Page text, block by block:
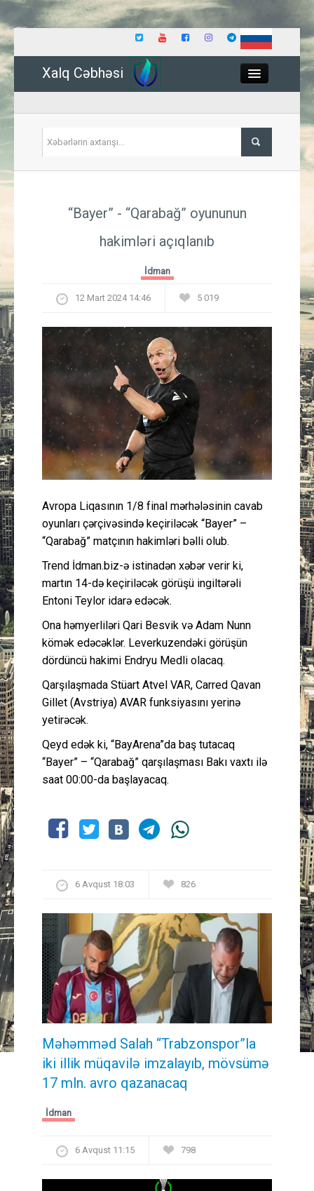
Xalq Cəbhəsi
İqtisadiyyat
Güney Azərbaycan
Mədəniyyət
Müsahibə
İdman
Layihə
Gündəm
Cəmiyyət
Peşə etikası
Əlaqə
“Bayer” - “Qarabağ” oyununun
hakimləri açıqlanıb
İdman
12 Mart 2024 14:46 5 019
Avropa Liqasının 1/8 final mərhələsinin cavab
oyunları çərçivəsində keçiriləcək “Bayer” –
“Qarabağ” matçının hakimləri bəlli olub.
Trend İdman.biz-ə istinadən xəbər verir ki,
martın 14-də keçiriləcək görüşü ingiltərəli
Entoni Teylor idarə edəcək.
Ona həmyerliləri Qari Besvik və Adam Nunn
kömək edəcəklər. Leverkuzendəki görüşün
dördüncü hakimi Endryu Medli olacaq.
Qarşılaşmada Stüart Atvel VAR, Carred Qavan
Gillet (Avstriya) AVAR funksiyasını yerinə
yetirəcək.
Qeyd edək ki, “BayArena”da baş tutacaq
“Bayer” – “Qarabağ” qarşılaşması Bakı vaxtı ilə
saat 00:00-da başlayacaq.
6 Avqust 18:03 826
Məhəmməd Salah “Trabzonspor”la
iki illik müqavilə imzalayıb, mövsümə
17 mln. avro qazanacaq
İdman
6 Avqust 11:15 798